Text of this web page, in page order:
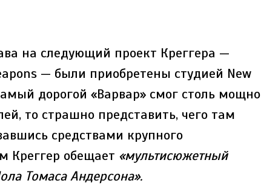
на следующий проект Креггера —
— были приобретены студией New
дорогой «Варвар» смог столь мощно
то страшно представить, чего там
средствами крупного
Креггер обещает «мультисюжетный
Томаса Андерсона».